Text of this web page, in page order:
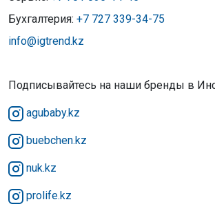
Бухгалтерия: +7 727 339-34-75
info@igtrend.kz
Подписывайтесь на наши бренды в
agubaby.kz
buebchen.kz
nuk.kz
prolife.kz